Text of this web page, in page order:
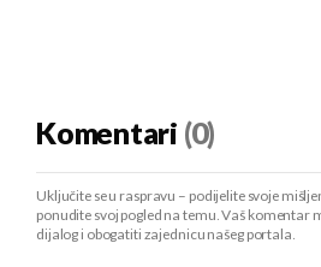
Komentari (0)
Uključite se u raspravu – podijelite svoje
ponudite svoj pogled na temu. Vaš komentar
dijalog i obogatiti zajednicu našeg portala.